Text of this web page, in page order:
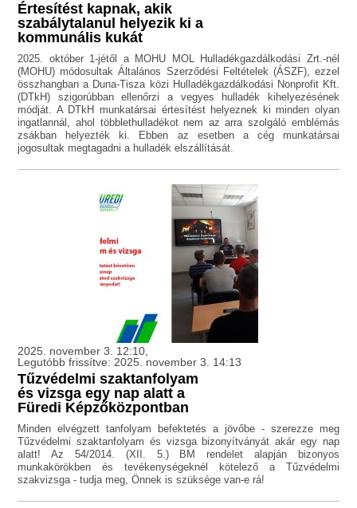
Értesítést kapnak, akik
szabálytalanul helyezik ki a
kommunális kukát
2025. október 1-jétől a MOHU MOL Hulladékgazdálkodási Zrt.-nél
(MOHU) módosultak Általános Szerződési Feltételek (ÁSZF), ezzel
összhangban a Duna-Tisza közi Hulladékgazdálkodási Nonprofit Kft.
(DTkH) szigorúbban ellenőrzi a vegyes hulladék kihelyezésének
módját. A DTkH munkatársai értesítést helyeznek ki minden olyan
ingatlannál, ahol többlethulladékot nem az arra szolgáló emblémás
zsákban helyezték ki. Ebben az esetben a cég munkatársai
jogosultak megtagadni a hulladék elszállítását.
2025. november 3. 12:10,
Legutóbb frissítve: 2025. november 3. 14:13
Tűzvédelmi szaktanfolyam
és vizsga egy nap alatt a
Füredi Képzőközpontban
Minden elvégzett tanfolyam befektetés a jövőbe - szerezze meg
Tűzvédelmi szaktanfolyam és vizsga bizonyítványát akár egy nap
alatt! Az 54/2014. (XII. 5.) BM rendelet alapján bizonyos
munkakörökben és tevékenységeknél kötelező a Tűzvédelmi
szakvizsga - tudja meg, Önnek is szüksége van-e rá!